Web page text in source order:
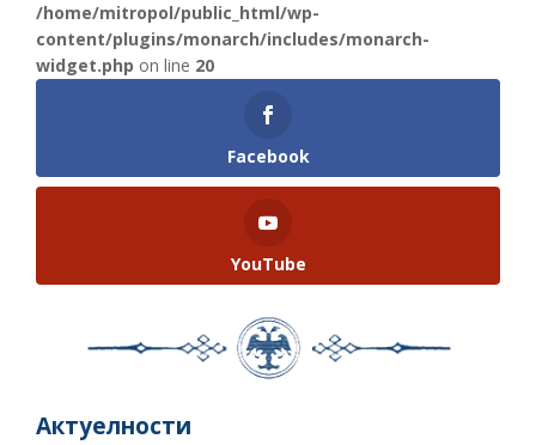
/home/mitropol/public_html/wp-
content/plugins/monarch/includes/monarch-
widget.php on line 20
Facebook
YouTube
Актуелности